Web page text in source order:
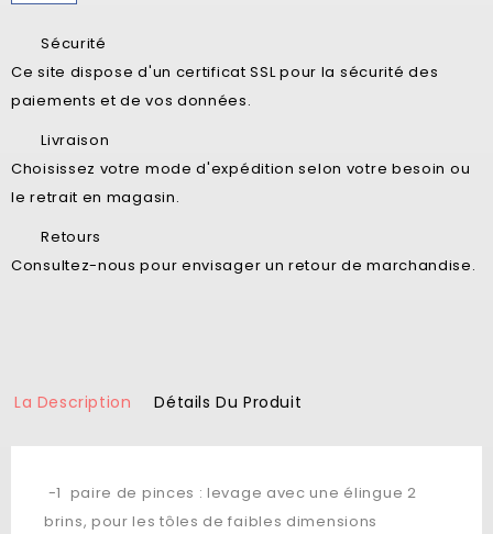
Sécurité
Ce site dispose d'un certificat SSL pour la sécurité des
paiements et de vos données.
Livraison
Choisissez votre mode d'expédition selon votre besoin ou
le retrait en magasin.
Retours
Consultez-nous pour envisager un retour de marchandise.
La Description Détails Du Produit
-1 paire de pinces : levage avec une élingue 2
brins, pour les tôles de faibles dimensions